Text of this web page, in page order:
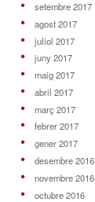
setembre 2017
agost 2017
juliol 2017
juny 2017
maig 2017
abril 2017
març 2017
febrer 2017
gener 2017
desembre 2016
novembre 2016
octubre 2016